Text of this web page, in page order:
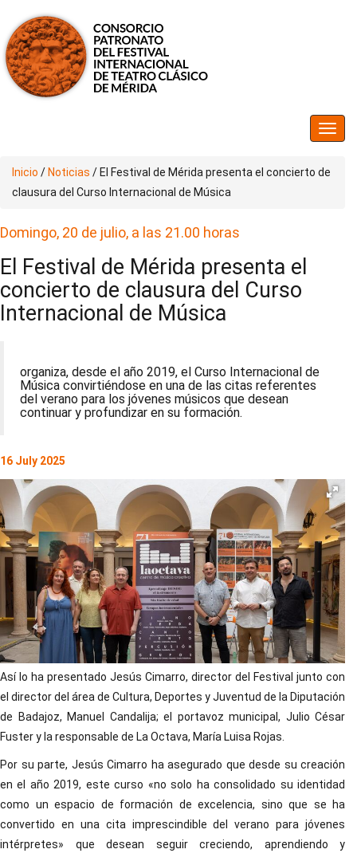
Inicio / Noticias / El Festival de Mérida presenta el concierto de
clausura del Curso Internacional de Música
Domingo, 20 de julio, a las 21.00 horas
El Festival de Mérida presenta el
concierto de clausura del Curso
Internacional de Música
organiza, desde el año 2019, el Curso Internacional de
Música convirtiéndose en una de las citas referentes
del verano para los jóvenes músicos que desean
continuar y profundizar en su formación.
16 July 2025
Así lo ha presentado Jesús Cimarro, director del Festival junto con
el director del área de Cultura, Deportes y Juventud de la Diputación
de Badajoz, Manuel Candalija; el portavoz municipal, Julio César
Fuster y la responsable de La Octava, María Luisa Rojas.
Por su parte, Jesús Cimarro ha asegurado que desde su creación
en el año 2019, este curso «no solo ha consolidado su identidad
como un espacio de formación de excelencia, sino que se ha
convertido en una cita imprescindible del verano para jóvenes
intérpretes» que desean seguir creciendo, aprendiendo y